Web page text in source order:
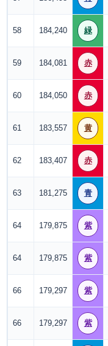
58 184,240 緑
59 184,081 赤
60 184,050 赤
61 183,557 黄
62 183,407 赤
63 181,275 青
64 179,875 紫
64 179,875 紫
66 179,297 紫
66 179,297 紫